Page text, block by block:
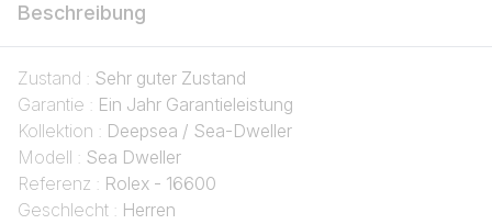
Beschreibung
Zustand : Sehr guter Zustand
Garantie : Ein Jahr Garantieleistung
Kollektion : Deepsea / Sea-Dweller
Modell : Sea Dweller
Referenz : Rolex - 16600
Geschlecht : Herren